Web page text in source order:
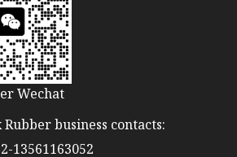
Wechat
business contacts:
13561163052